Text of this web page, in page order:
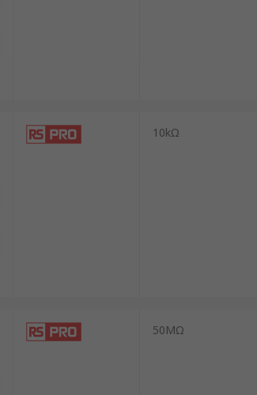
10kΩ
50MΩ